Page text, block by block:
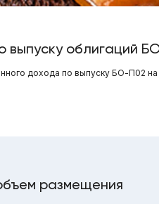
выпуску облигаций
дохода по выпуску БО-П02
размещения